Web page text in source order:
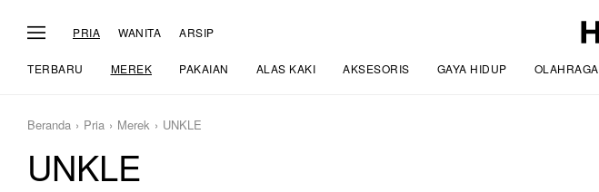
PRIA WANITA ARSIP
TERBARU MEREK PAKAIAN ALAS KAKI AKSESORIS GAYA HIDUP OLAHRAGA
Beranda Pria Merek UNKLE
UNKLE